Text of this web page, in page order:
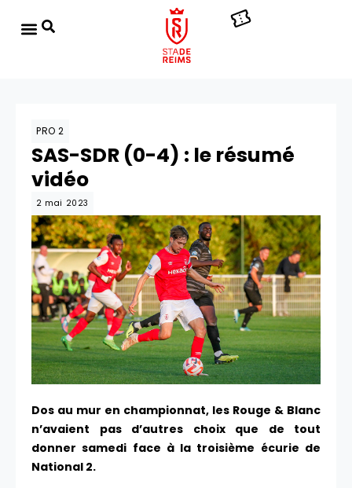
PRO 2
SAS-SDR (0-4) : le résumé
vidéo
2 mai 2023
Dos au mur en championnat, les Rouge & Blanc
n’avaient pas d’autres choix que de tout
donner samedi face à la troisième écurie de
National 2.